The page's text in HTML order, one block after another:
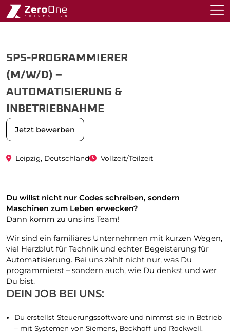
29.Jul.2025
SPS-PROGRAMMIERER
(M/W/D) –
AUTOMATISIERUNG &
INBETRIEBNAHME
Jetzt bewerben
Leipzig, Deutschland Vollzeit/Teilzeit
Du willst nicht nur Codes schreiben, sondern
Maschinen zum Leben erwecken?
Dann komm zu uns ins Team!
Wir sind ein familiäres Unternehmen mit kurzen Wegen,
viel Herzblut für Technik und echter Begeisterung für
Automatisierung. Bei uns zählt nicht nur, was Du
programmierst – sondern auch, wie Du denkst und wer
Du bist.
DEIN JOB BEI UNS:
Du erstellst Steuerungssoftware und nimmst sie in Betrieb
– mit Systemen von Siemens, Beckhoff und Rockwell.